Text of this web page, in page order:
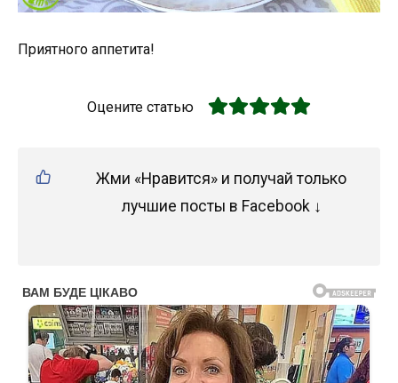
Приятного аппетита!
Оцените статью
Жми «Нравится» и получай только
лучшие посты в Facebook ↓